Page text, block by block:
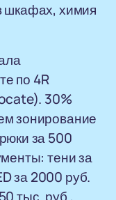
шкафах, химия
по 4R
30%
зонирование
за 500
тени за
за 2000 руб.